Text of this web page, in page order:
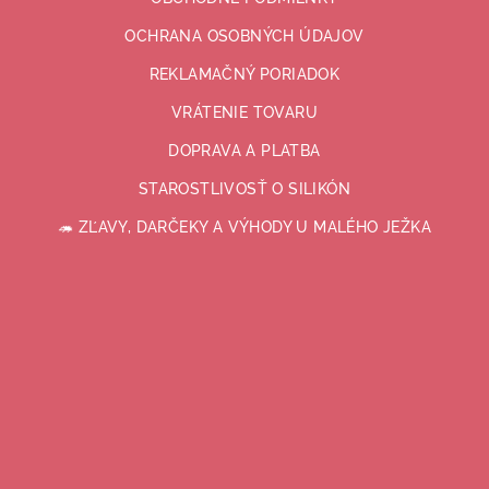
OCHRANA OSOBNÝCH ÚDAJOV
REKLAMAČNÝ PORIADOK
VRÁTENIE TOVARU
DOPRAVA A PLATBA
STAROSTLIVOSŤ O SILIKÓN
🦔 ZĽAVY, DARČEKY A VÝHODY U MALÉHO JEŽKA